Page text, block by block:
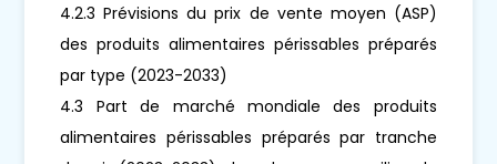
4.2.3 Prévisions du prix de vente moyen (ASP)
des produits alimentaires périssables préparés
par type (2023-2033)
4.3 Part de marché mondiale des produits
alimentaires périssables préparés par tranche